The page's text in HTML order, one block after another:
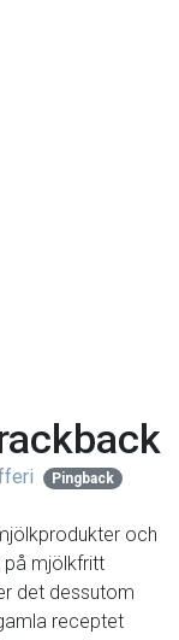
Pingback
och
på mjölkfritt
det dessutom
receptet